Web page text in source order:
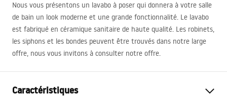
Nous vous présentons un lavabo à poser qui donnera à votre salle
de bain un look moderne et une grande fonctionnalité. Le lavabo
est fabriqué en céramique sanitaire de haute qualité. Les robinets,
les siphons et les bondes peuvent être trouvés dans notre large
offre, nous vous invitons à consulter notre offre.
Caractéristiques